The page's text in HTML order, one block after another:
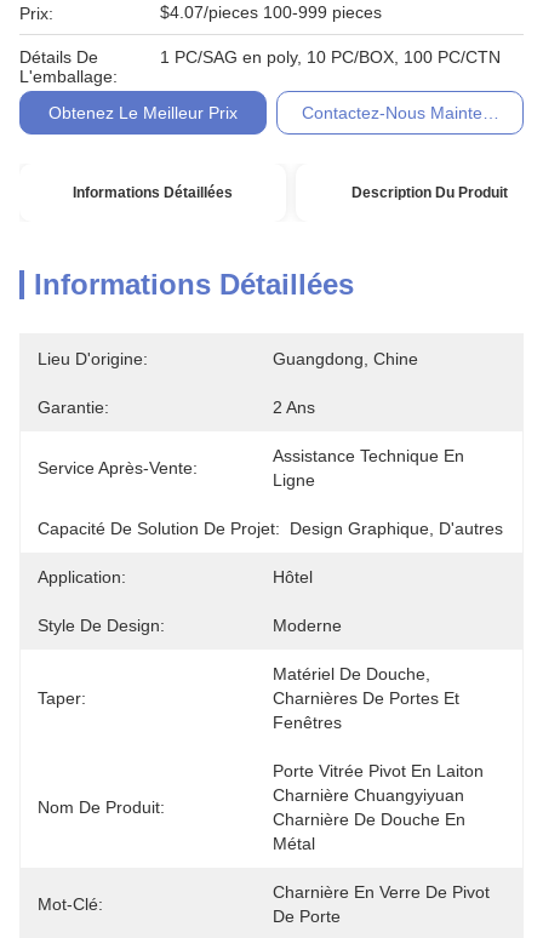
Prix: $4.07/pieces 100-999 pieces
Détails De
L'emballage:
1 PC/SAG en poly, 10 PC/BOX, 100 PC/CTN
Obtenez Le Meilleur Prix Contactez-Nous Maintenant
Informations Détaillées Description Du Produit
Informations Détaillées
Lieu D'origine: Guangdong, Chine
Garantie: 2 Ans
Service Après-Vente:
Assistance Technique En
Ligne
Capacité De Solution De Projet: Design Graphique, D'autres
Application: Hôtel
Style De Design: Moderne
Taper:
Matériel De Douche,
Charnières De Portes Et
Fenêtres
Nom De Produit:
Porte Vitrée Pivot En Laiton
Charnière Chuangyiyuan
Charnière De Douche En
Métal
Mot-Clé:
Charnière En Verre De Pivot
De Porte